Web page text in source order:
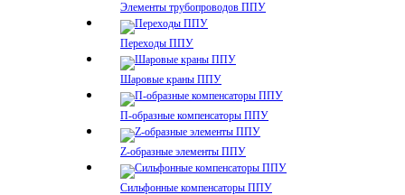
Элементы трубопроводов ППУ
Переходы ППУ
Шаровые краны ППУ
П-образные компенсаторы ППУ
Z-образные элементы ППУ
Сильфонные компенсаторы ППУ